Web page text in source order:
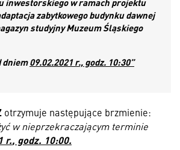
zabytkowego budynku dawnej
studyjny Muzeum Śląskiego
dniem09.02.2021 r., godz. 10:30”
otrzymuje następujące brzmienie:
w nieprzekraczającym terminie
r., godz. 10:00.